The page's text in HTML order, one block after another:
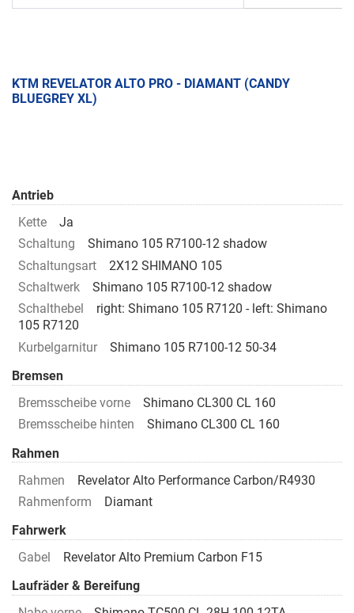
KTM REVELATOR ALTO PRO - DIAMANT (CANDY
BLUEGREY XL)
Antrieb
Kette
Ja
Schaltung
Shimano 105 R7100-12 shadow
Schaltungsart
2X12 SHIMANO 105
Schaltwerk
Shimano 105 R7100-12 shadow
Schalthebel
right: Shimano 105 R7120 - left: Shimano
105 R7120
Kurbelgarnitur
Shimano 105 R7100-12 50-34
Bremsen
Bremsscheibe vorne
Shimano CL300 CL 160
Bremsscheibe hinten
Shimano CL300 CL 160
Rahmen
Rahmen
Revelator Alto Performance Carbon/R4930
Rahmenform
Diamant
Fahrwerk
Gabel
Revelator Alto Premium Carbon F15
Laufräder & Bereifung